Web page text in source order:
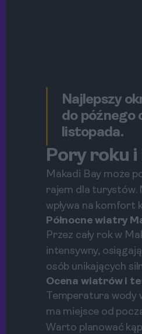
Najlepszy
do późnego
listopada.
Pory roku i
Makadi Bay może
rajem dla turystów.
wpływa na komfort
Północne wiatry
Przez cały rok w
intensywny,
osób unikających
Ocena wiatrów i
Temperatura wody
ma miejsce od
Warto planować